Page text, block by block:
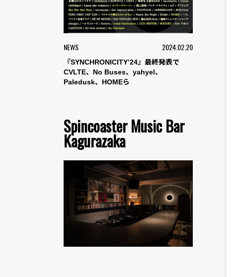
NEWS 2024.02.20
『SYNCHRONICITY’24』最終発表で
CVLTE、No Buses、yahyel、
Paledusk、HOMEら
Spincoaster Music Bar
Kagurazaka